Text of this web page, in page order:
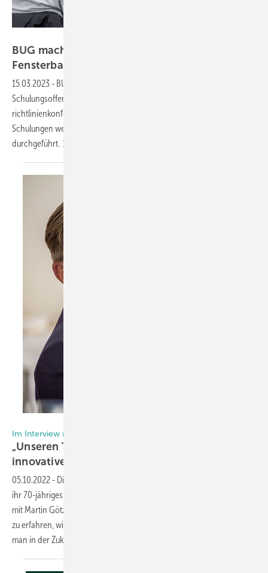
BUG macht schlau in Sachen
Fensterbankmontage
15.03.2023 - BUG Aluminium-Systeme setzt seine umfangreiche
Schulungsoffensive zum Thema einfache, sichere sowie norm- und
richtlinienkonforme Fensterbankmontage fort. Die anstehenden
Schulungen werden mit Kunden und ihren Verarbeitern
durchgeführt.
Im Interview mit Martin Götze
„Unseren Traditionen treu bleiben und mit
innovativen Lösungen stetig
05.10.2022 - Die Traditionsmarke BUG Aluminium-Systeme kann auf
ihr 70-jähriges Bestehen zurückblicken. Aus diesem Anlass haben wir
mit Martin Götze gesprochen, Head of BUG Aluminium-Systeme, um
zu erfahren, wie dynamisch das Unternehmen aufgestellt ist und was
man in der Zukunft